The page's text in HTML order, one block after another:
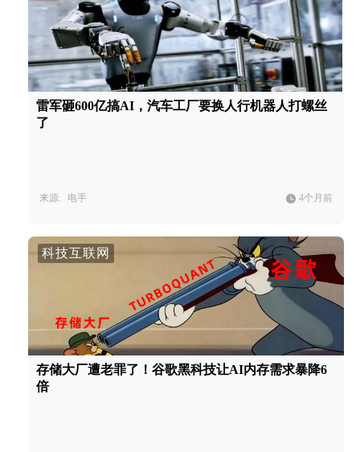
雷军砸600亿搞AI，汽车工厂要换人行机器人打螺丝
了
来源: 电手 4个月前
科技互联网
存储大厂遭老罪了！谷歌黑科技让AI内存需求暴降6
倍